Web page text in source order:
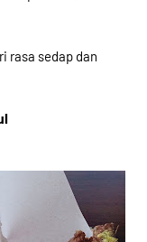
rasa sedap dan